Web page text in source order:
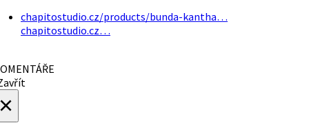
chapitostudio.cz/products/bunda-kantha…
chapitostudio.cz…